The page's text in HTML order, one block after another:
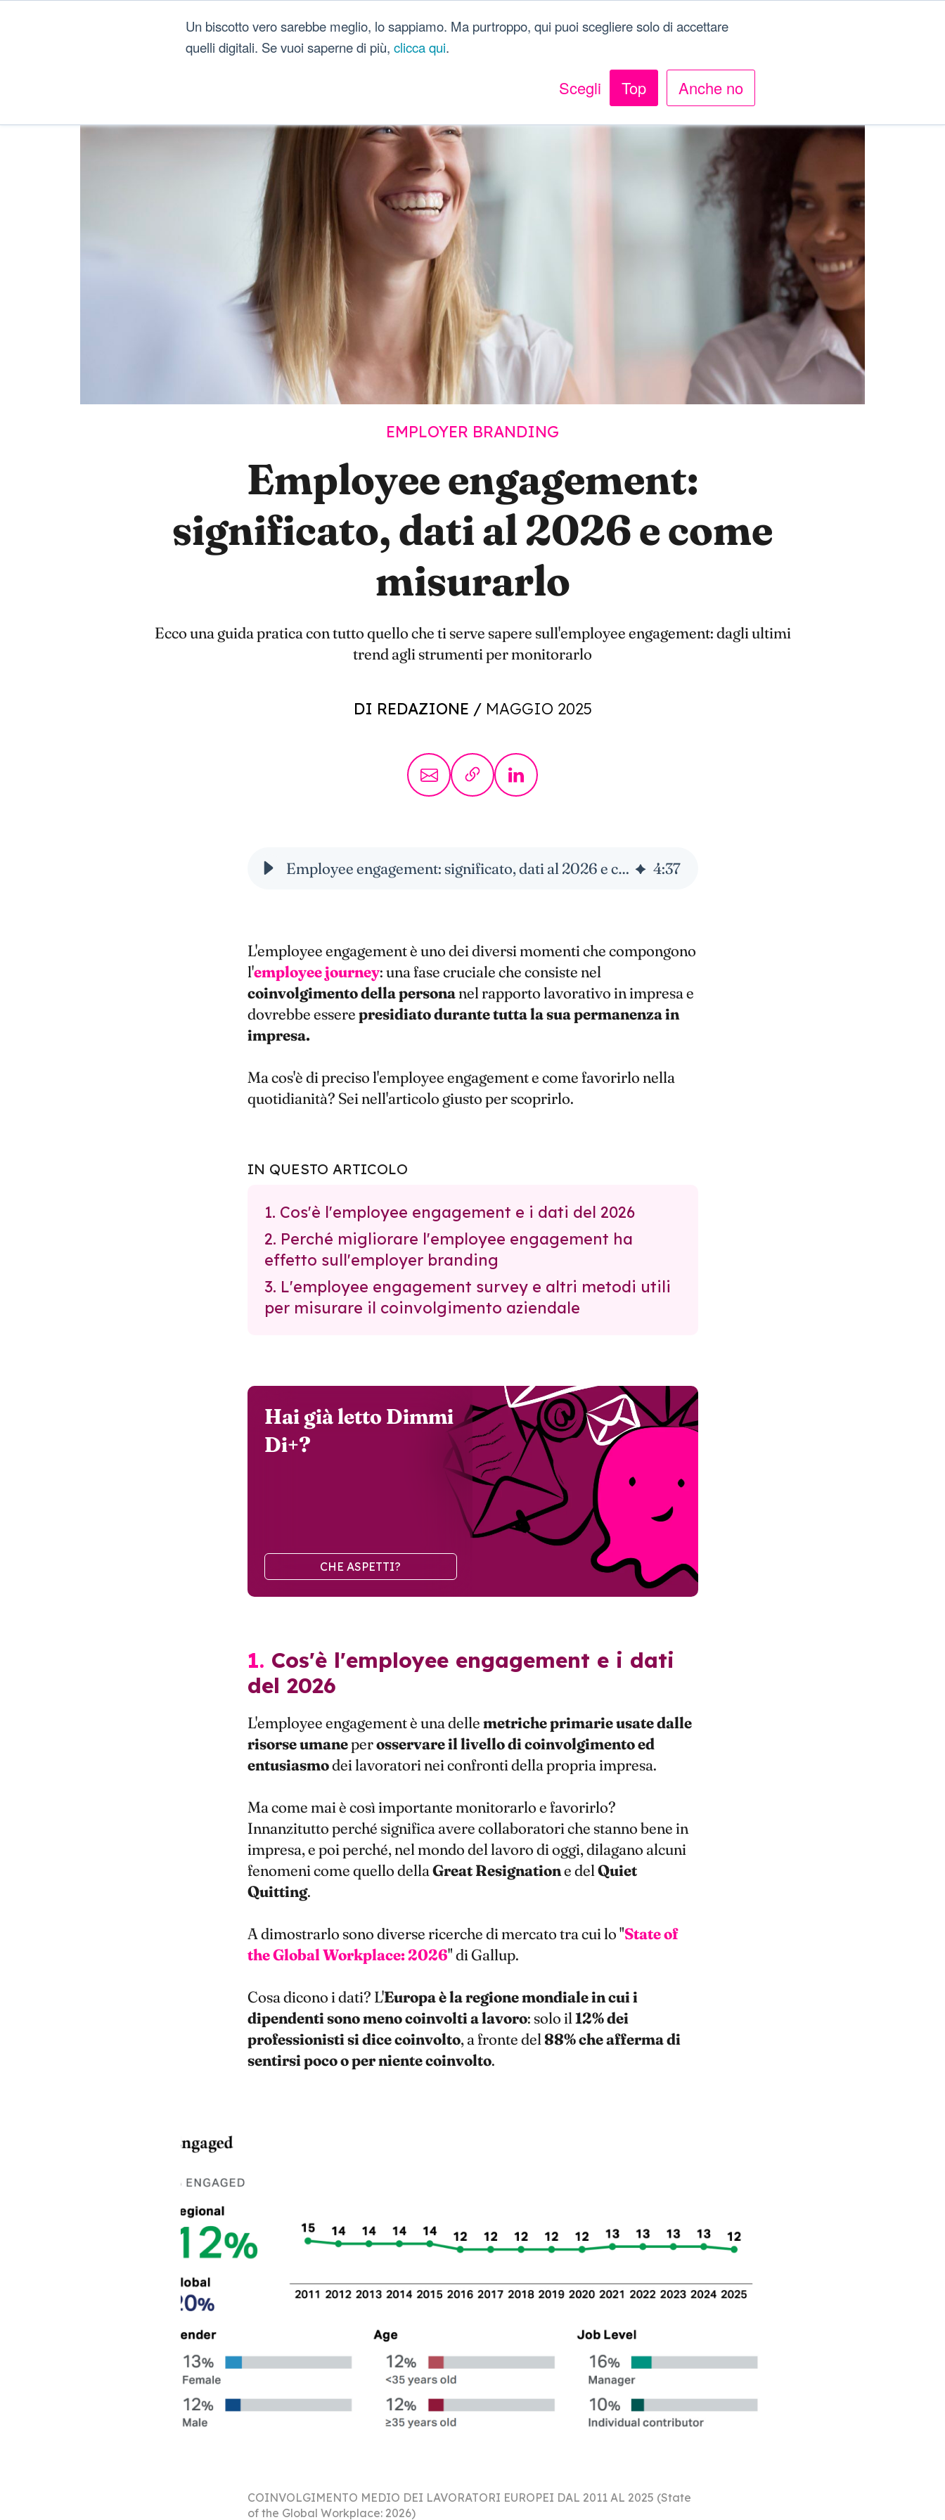
Un biscotto vero sarebbe meglio, lo sappiamo. Ma purtroppo, qui puoi scegliere solo di accettare
quelli digitali. Se vuoi saperne di più, clicca qui.
Scegli Top Anche no
Dici Davvero?!
EMPLOYER BRANDING
Employee engagement:
significato, dati al 2026 e come
misurarlo
Ecco una guida pratica con tutto quello che ti serve sapere sull'employee engagement: dagli ultimi
trend agli strumenti per monitorarlo
DI REDAZIONE / MAGGIO 2025
Employee engagement: significato, dati al 2026 e come misurarlo 4:37
L'employee engagement è uno dei diversi momenti che compongono
l'employee journey: una fase cruciale che consiste nel
coinvolgimento della personanel rapporto lavorativo in impresa e
dovrebbe esserepresidiato durante tutta la sua permanenza in
impresa.
Ma cos'è di preciso l'employee engagement e come favorirlo nella
quotidianità? Sei nell'articolo giusto per scoprirlo.
IN QUESTO ARTICOLO
1. Cos'è l'employee engagement e i dati del 2026
2. Perché migliorare l'employee engagement ha
effetto sull'employer branding
3. L'employee engagement survey e altri metodi utili
per misurare il coinvolgimento aziendale
Hai già letto Dimmi
Di+?
CHE ASPETTI?
1. Cos'è l'employee engagement e i dati
del 2026
L'employee engagement è una dellemetriche primarie usate dalle
risorse umaneperosservare il livello di coinvolgimento ed
entusiasmodei lavoratori nei confronti della propria impresa.
Ma come mai è così importante monitorarlo e favorirlo?
Innanzitutto perché significa avere collaboratori che stanno bene in
impresa, e poi perché, nel mondo del lavoro di oggi, dilagano alcuni
fenomeni come quello dellaGreat Resignatione delQuiet
Quitting.
A dimostrarlo sono diverse ricerche di mercato tra cui lo "State of
the Global Workplace: 2026" di Gallup.
Cosa dicono i dati? L'Europa è la regione mondiale in cui i
dipendenti sono meno coinvolti a lavoro: solo il12% dei
professionisti si dice coinvolto, a fronte del88% che afferma di
sentirsi poco o per niente coinvolto.
COINVOLGIMENTO MEDIO DEI LAVORATORI EUROPEI DAL 2011 AL 2025 (State
of the Global Workplace: 2026)